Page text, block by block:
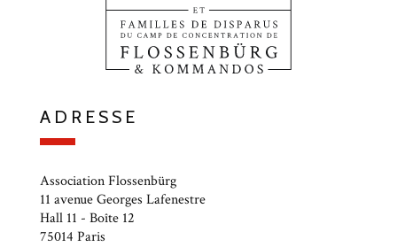
ADRESSE
Association Flossenbürg
11 avenue Georges Lafenestre
Hall 11 - Boîte 12
75014 Paris